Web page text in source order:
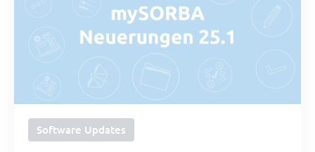
Software Updates